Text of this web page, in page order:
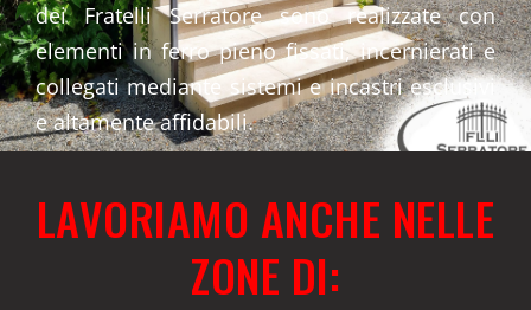
dei Fratelli Serratore sono realizzate con
elementi in ferro pieno fissati, incernierati e
collegati mediante sistemi e incastri esclusivi
e altamente affidabili.
LAVORIAMO ANCHE NELLE
ZONE DI: